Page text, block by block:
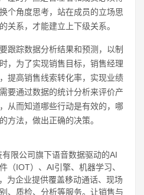
个角度思考，站在成员的立场思
关系，才能建立上下级关系。
跟踪数据分析结果和预测，以制
，为了实现销售目标，销售经理
提高销售线索转化率，实现业绩
要通过数据的统计分析来评价产
从而知道哪些行动是有效的，哪
方法，做出正确的决策。
限公司旗下语音数据驱动的AI
（IOT）、AI引擎、机器学习、
为企业提供覆盖移动通话、现场
、质检、分析等服务。让销售与